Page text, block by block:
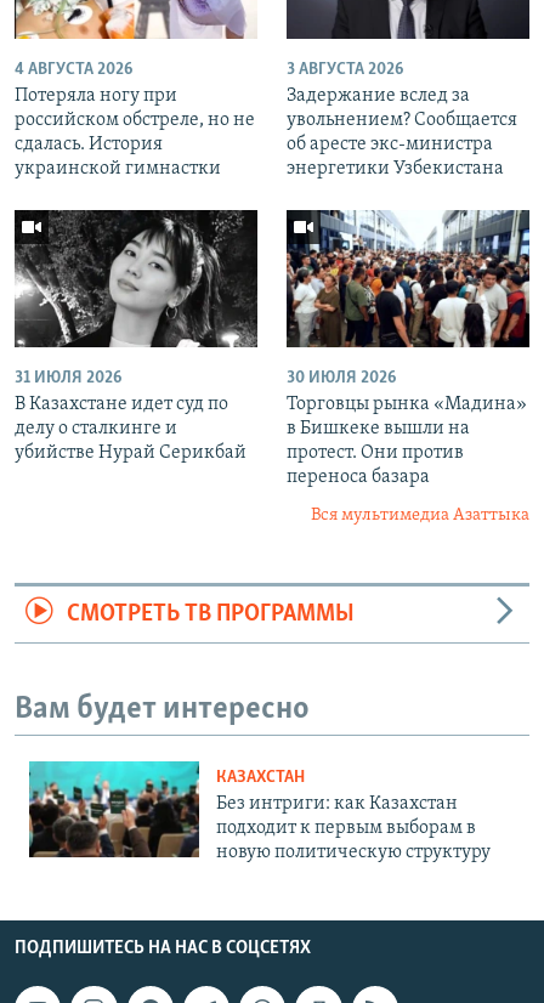
4 АВГУСТА 2026
Потеряла ногу при
российском обстреле, но не
сдалась. История
украинской гимнастки
3 АВГУСТА 2026
Задержание вслед за
увольнением? Сообщается
об аресте экс-министра
энергетики Узбекистана
31 ИЮЛЯ 2026
В Казахстане идет суд по
делу о сталкинге и
убийстве Нурай Серикбай
30 ИЮЛЯ 2026
Торговцы рынка «Мадина»
в Бишкеке вышли на
протест. Они против
переноса базара
Вся мультимедиа Азаттыка
СМОТРЕТЬ ТВ ПРОГРАММЫ
Вам будет интересно
КАЗАХСТАН
Без интриги: как Казахстан
подходит к первым выборам в
новую политическую структуру
ПОДПИШИТЕСЬ НА НАС В СОЦСЕТЯХ